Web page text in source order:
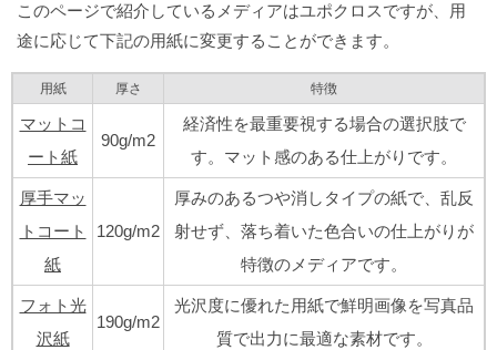
このページで紹介しているメディアはユポクロスですが、用
途に応じて下記の用紙に変更することができます。
用紙 厚さ 特徴
マットコ
ート紙
90g/m2
経済性を最重要視する場合の選択肢で
す。マット感のある仕上がりです。
厚手マッ
トコート
紙
120g/m2
厚みのあるつや消しタイプの紙で、乱反
射せず、落ち着いた色合いの仕上がりが
特徴のメディアです。
フォト光
沢紙
190g/m2
光沢度に優れた用紙で鮮明画像を写真品
質で出力に最適な素材です。